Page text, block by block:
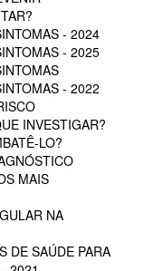
- 2024
- 2025
- 2022
INVESTIGAR?
LO?
MAIS
NA
DE SAÚDE PARA